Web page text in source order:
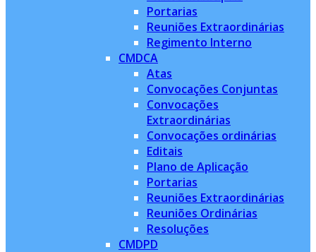
Portarias
Reuniões Extraordinárias
Regimento Interno
CMDCA
Atas
Convocações Conjuntas
Convocações
Extraordinárias
Convocações ordinárias
Editais
Plano de Aplicação
Portarias
Reuniões Extraordinárias
Reuniões Ordinárias
Resoluções
CMDPD